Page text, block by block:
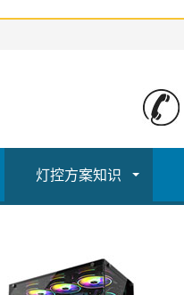
灯控方案知识